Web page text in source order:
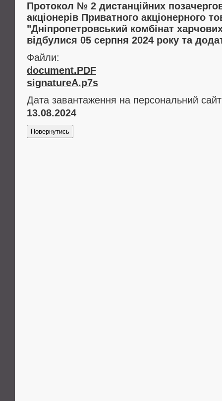
Протокол № 2 дистанційних
акціонерів Приватного акціонерного
"Дніпропетровський комбінат
відбулися 05 серпня 2024 року та
Файли:
document.PDF
signatureA.p7s
Дата завантаження на персональний
13.08.2024
Повернутись